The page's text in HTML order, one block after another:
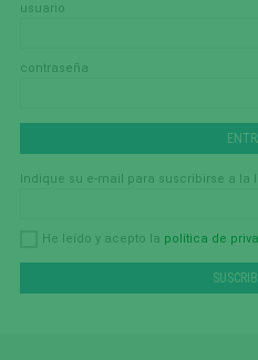
usuario
contraseña
Indique su e-mail para suscribirse a la
He leído y acepto la política de